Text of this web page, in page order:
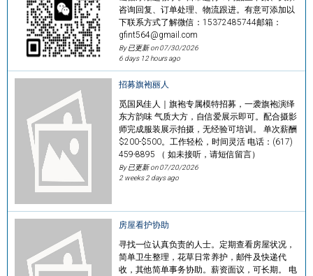
咨询回复、订单处理、物流跟进。有意可添加以
下联系方式了解微信：15372485744邮箱：
gfint564@gmail.com
By 已更新 on07/30/2026
6 days 12 hours ago
招募旗袍丽人
觅国风佳人｜旗袍专属模特招募，一袭旗袍演绎
东方韵味 气质大方，自信爱展示即可。配合摄影
师完成服装展示拍摄，无经验可培训。 单次薪酬
$200-$500。工作轻松，时间灵活 电话：(617)
459-8895 （ 如未接听，请短信留言）
By 已更新 on07/20/2026
2 weeks 2 days ago
房屋看护协助
寻找一位认真负责的人士。定期查看房屋状况，
简单卫生整理，花草日常养护，邮件及快递代
收，其他简单事务协助。薪资面议，可长期。 电